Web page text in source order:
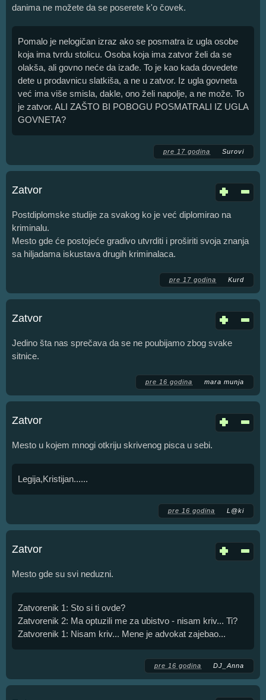
danima ne možete da se poserete k'o čovek.
Pomalo je nelogičan izraz ako se posmatra iz ugla osobe
koja ima tvrdu stolicu. Osoba koja ima zatvor želi da se
olakša, ali govno neće da izađe. To je kao kada dovedete
dete u prodavnicu slatkiša, a ne u zatvor. Iz ugla govneta
već ima više smisla, dakle, ono želi napolje, a ne može. To
je zatvor. ALI ZAŠTO BI POBOGU POSMATRALI IZ UGLA
GOVNETA?
pre 17 godina Surovi
Zatvor
Postdiplomske studije za svakog ko je već diplomirao na
kriminalu.
Mesto gde će postojeće gradivo utvrditi i proširiti svoja znanja
sa hiljadama iskustava drugih kriminalaca.
pre 17 godina Kurd
Zatvor
Jedino šta nas sprečava da se ne poubijamo zbog svake
sitnice.
pre 16 godina mara munja
Zatvor
Mesto u kojem mnogi otkriju skrivenog pisca u sebi.
Legija,Kristijan......
pre 16 godina L@ki
Zatvor
Mesto gde su svi neduzni.
Zatvorenik 1: Sto si ti ovde?
Zatvorenik 2: Ma optuzili me za ubistvo - nisam kriv... Ti?
Zatvorenik 1: Nisam kriv... Mene je advokat zajebao...
pre 16 godina DJ_Anna